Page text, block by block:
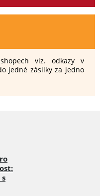
viz. odkazy v
jedné zásilky za jedno